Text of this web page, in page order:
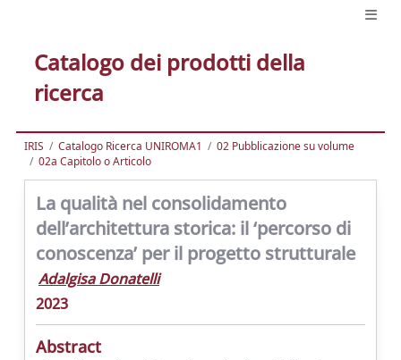
Catalogo dei prodotti della
ricerca
IRIS Catalogo Ricerca UNIROMA1
02 Pubblicazione su volume
02a Capitolo o Articolo
La qualità nel consolidamento
dell’architettura storica: il ‘percorso di
conoscenza’ per il progetto strutturale
Adalgisa Donatelli
2023
Abstract